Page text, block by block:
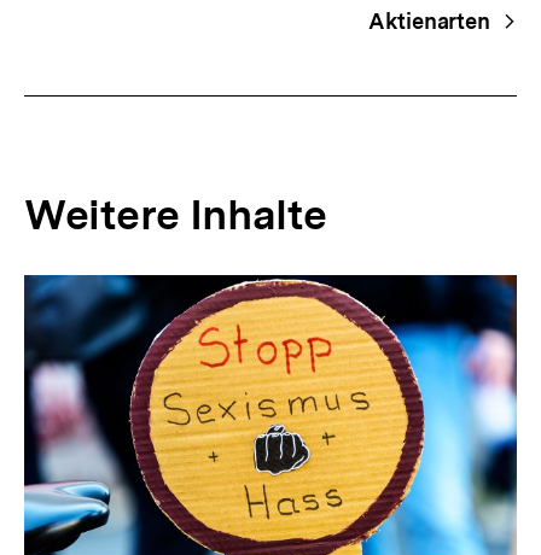
Aktienarten
Weitere Inhalte
Inhaltskarousell
für
weitere
Inhalte
Inhaltskarussell
überspringen